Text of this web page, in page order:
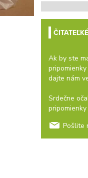
Ak by ste
pripomienky
dajte nám
Srdečne
Pošlite